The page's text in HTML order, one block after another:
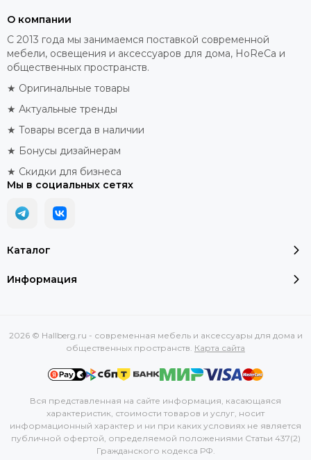
Каталог
Информация
О компании
С 2013 года мы занимаемся поставкой современной
мебели, освещения и аксессуаров для дома, HoReCa и
общественных пространств.
★ Оригинальные товары
★ Актуальные тренды
★ Товары всегда в наличии
★ Бонусы дизайнерам
★ Скидки для бизнеса
Мы в социальных сетях
2026 © Hallberg.ru - современная мебель и аксессуары для дома и
общественных пространств. Карта сайта
Вся представленная на сайте информация, касающаяся
характеристик, стоимости товаров и услуг, носит
информационный характер и ни при каких условиях не является
публичной офертой, определяемой положениями Статьи 437(2)
Гражданского кодекса РФ.